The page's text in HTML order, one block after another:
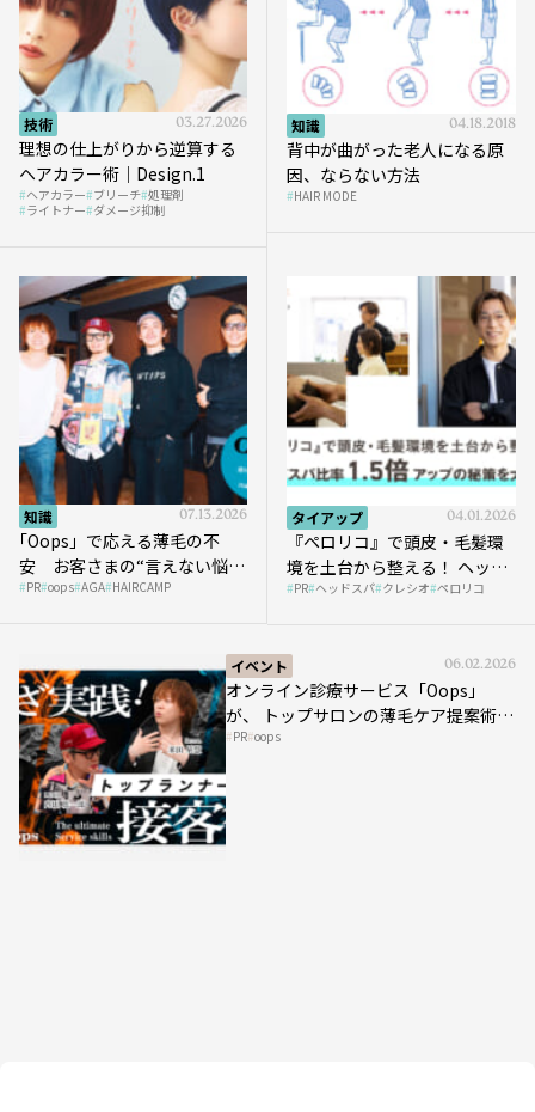
技術 03.27.2026
理想の仕上がりから逆算する
ヘアカラー術｜Design.1
ヘアカラー ブリーチ 処理剤
ライトナー ダメージ抑制
知識 04.18.2018
背中が曲がった老人になる原
因、ならない方法
HAIR MODE
知識 07.13.2026
｢Oops」で応える薄毛の不
安 お客さまの“言えない悩
み”にどう向き合う？ ＃01
PR oops AGA HAIRCAMP
タイアップ 04.01.2026
『ペロリコ』で頭皮・毛髪環
境を土台から整える！ ヘッド
スパ比率1.5倍アップの秘策を
PR ヘッドスパ クレシオ ペロリコ
イベント 06.02.2026
オンライン診療サービス「Oops」
が、 トップサロンの薄毛ケア提案術を
HAIRCAMPで公開！
PR oops